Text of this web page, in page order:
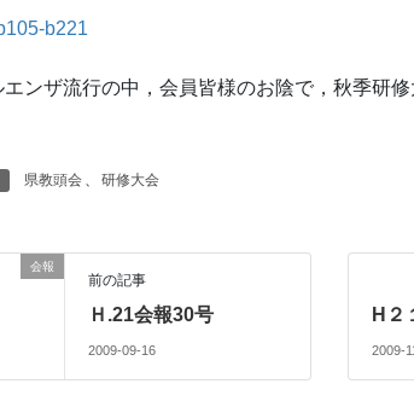
ンザ流行の中，会員皆様のお陰で，秋季研
県教頭会 、 研修大会
会報
前の記事
Ｈ.21会報30号
2009-09-16
H２
2009-